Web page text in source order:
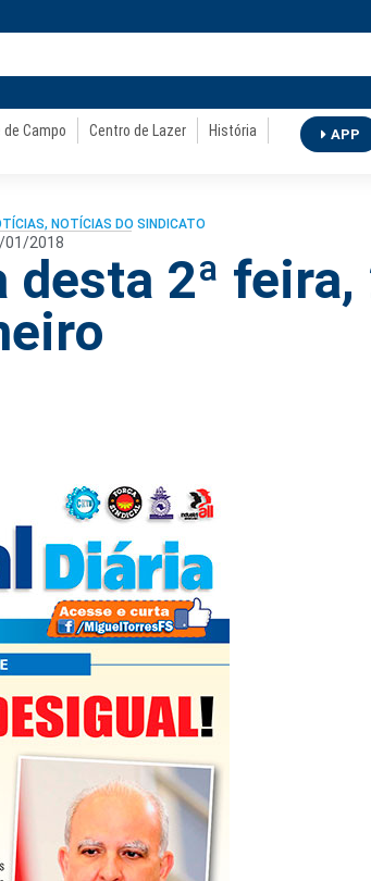
de Campo Centro de Lazer
História
APP
, NOTÍCIAS DO SINDICATO
01/2018
2ª feira,